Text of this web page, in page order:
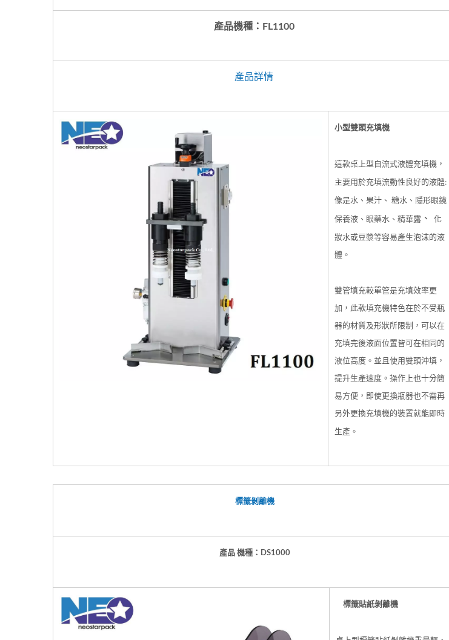
產品機種：FL1100
產品詳情
小型雙頭充填機
這款桌上型自流式液體充填機，
主要用於充填流動性良好的液體:
像是水、果汁、 糖水、隱形眼鏡
保養液、眼藥水、精華露 、
化
妝水或豆漿等容易產生泡沫的液
體。
雙管填充較單管是充填效率更
加，此款填充機特色在於不受瓶
器的材質及形狀所限制，可以在
充填完後液面位置皆可在相同的
液位高度。並且使用雙頭沖填，
提升生產速度。操作上也十分簡
易方便，即使更換瓶器也不需再
另外更換充填機的裝置就能即時
生產。
標籤剝離機
產品 機種：DS1000
標籤貼紙剝離機